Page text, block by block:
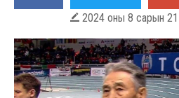
 2024 оны 8 сарын 21